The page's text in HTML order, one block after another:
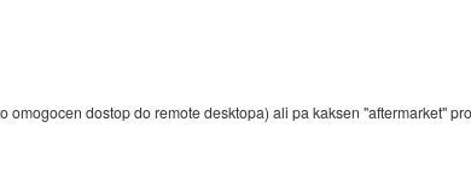
dostop do remote desktopa) ali pa kaksen "aftermarket"